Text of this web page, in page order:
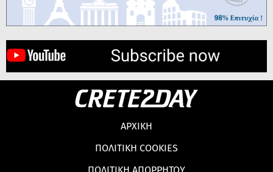
ΑΡΧΙΚΗ
ΠΟΛΙΤΙΚΗ COOKIES
ΠΟΛΙΤΙΚΗ ΑΠΟΡΡΗΤΟΥ